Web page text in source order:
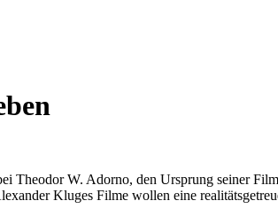
Theodor W. Adorno, den Ursprung seiner
Kluges Filme wollen eine